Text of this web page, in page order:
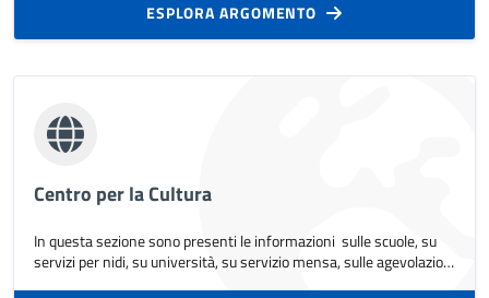
ESPLORA ARGOMENTO
Centro per la Cultura
In questa sezione sono presenti le informazioni sulle scuole, su
servizi per nidi, su università, su servizio mensa, sulle agevolazioni